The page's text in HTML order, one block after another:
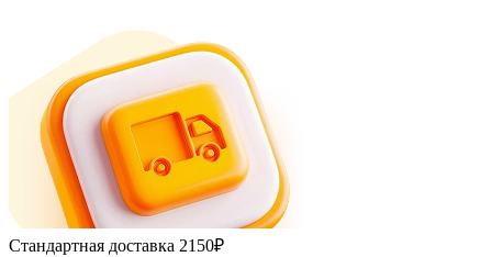
Стандартная доставка 2150₽